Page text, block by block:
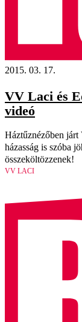
2015. 03. 17.
VV Laci és
videó
Háztűznézőben
házasság is szóba
összeköltözzenek!
VV LACI